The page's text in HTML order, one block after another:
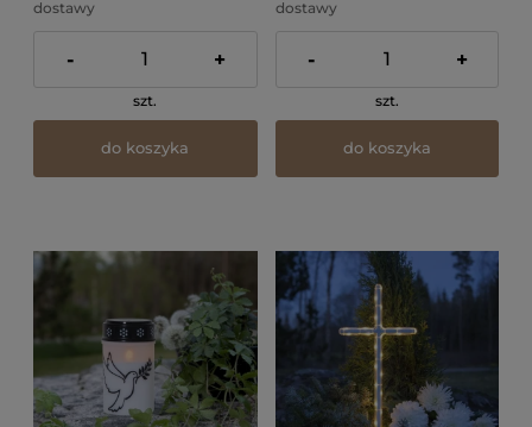
dostawy
- +
szt.
do koszyka
dostawy
- +
szt.
do koszyka